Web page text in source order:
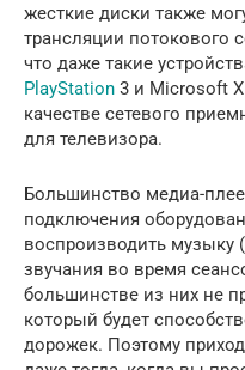
жесткие диски также
трансляции потокового
что даже такие
PlayStation 3 и Microsoft
качестве сетевого
для телевизора.
Большинство медиа-
подключения
воспроизводить музыку
звучания во время
большинстве из них не
который будет
дорожек. Поэтому